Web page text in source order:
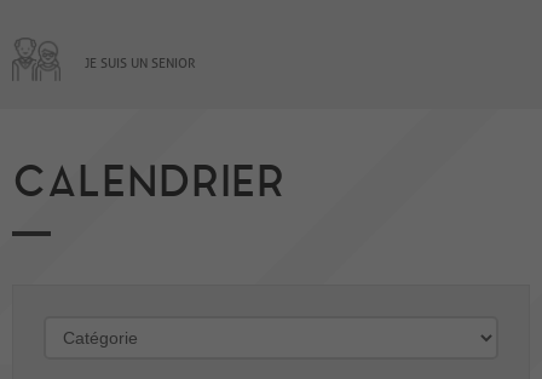
JE SUIS UN SENIOR
CALENDRIER